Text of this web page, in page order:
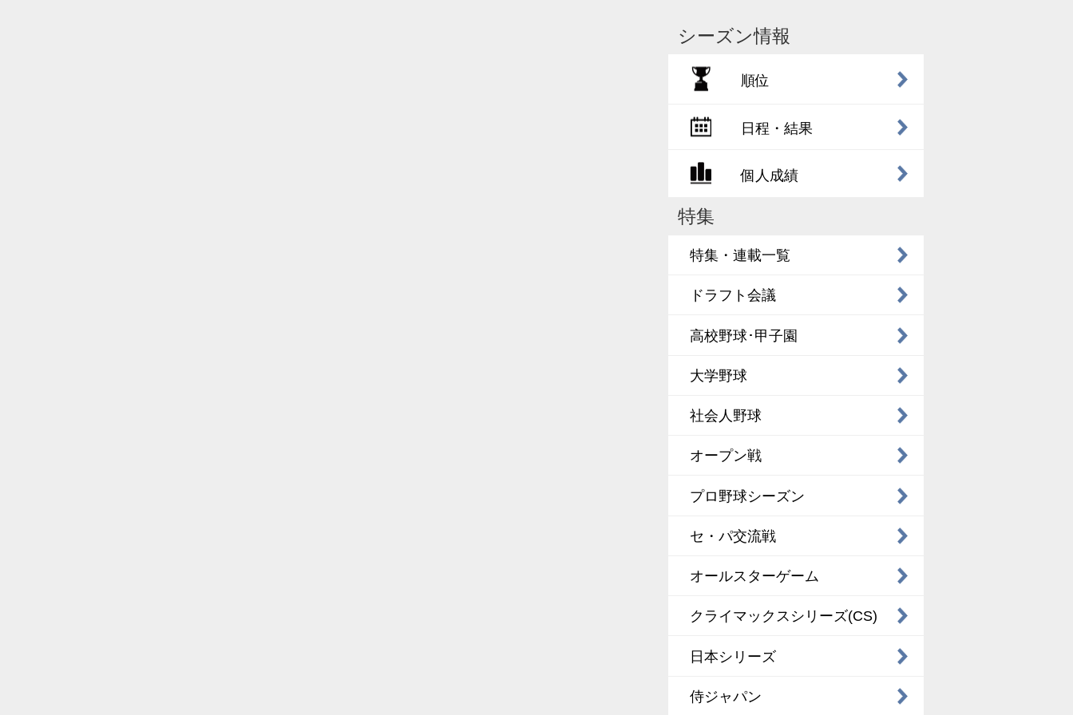
シーズン情報
順位
日程・結果
個人成績
特集
特集・連載一覧
ドラフト会議
高校野球･甲子園
大学野球
社会人野球
オープン戦
プロ野球シーズン
セ・パ交流戦
オールスターゲーム
クライマックスシリーズ(CS)
日本シリーズ
侍ジャパン